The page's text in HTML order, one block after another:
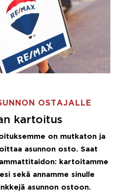
OSTAJALLE
kartoitus
on mutkaton ja
asunnon osto. Saat
kartoitamme
sekä annamme sinulle
asunnon ostoon.